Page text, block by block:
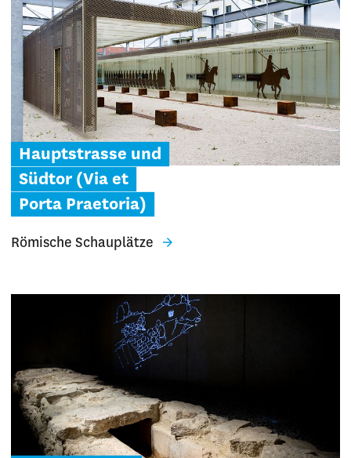
Hauptstrasse und
Südtor (Via et
Porta Praetoria)
Römische Schauplätze